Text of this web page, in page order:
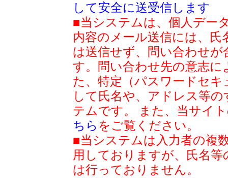
して安全に送受信します
■当システムは、個人デー
内容のメール送信には、
は送信せず、問い合わせ
す。問い合わせ先の意志
た、特定（パスワードセ
して氏名や、アドレス等
テムです。 また、当サイ
ちら をご覧ください。
■当システムは入力者の複
用しておりますが、氏名
は行っておりません。